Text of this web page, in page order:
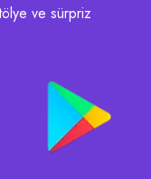
ve sürpriz